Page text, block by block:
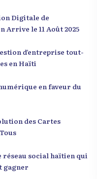
Digitale de
le 11 Août 2025
d’entreprise tout-
en Haïti
en faveur du
des Cartes
réseau social haïtien qui
gagner